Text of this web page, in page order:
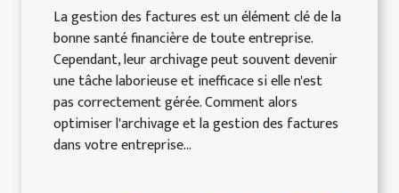
La gestion des factures est un élément clé de la
bonne santé financière de toute entreprise.
Cependant, leur archivage peut souvent devenir
une tâche laborieuse et inefficace si elle n'est
pas correctement gérée. Comment alors
optimiser l'archivage et la gestion des factures
dans votre entreprise...